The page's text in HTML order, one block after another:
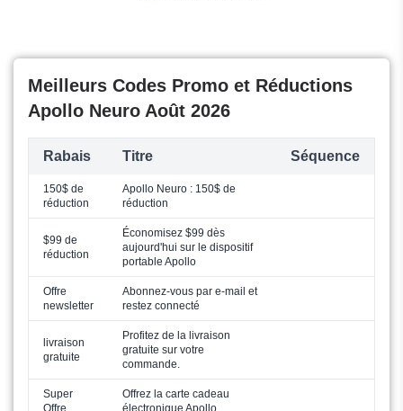
Meilleurs Codes Promo et Réductions
Apollo Neuro Août 2026
Rabais Titre Séquence
150$ de
réduction
Apollo Neuro : 150$ de
réduction
$99 de
réduction
Économisez $99 dès
aujourd'hui sur le dispositif
portable Apollo
Offre
newsletter
Abonnez-vous par e-mail et
restez connecté
livraison
gratuite
Profitez de la livraison
gratuite sur votre
commande.
Super
Offrez la carte cadeau